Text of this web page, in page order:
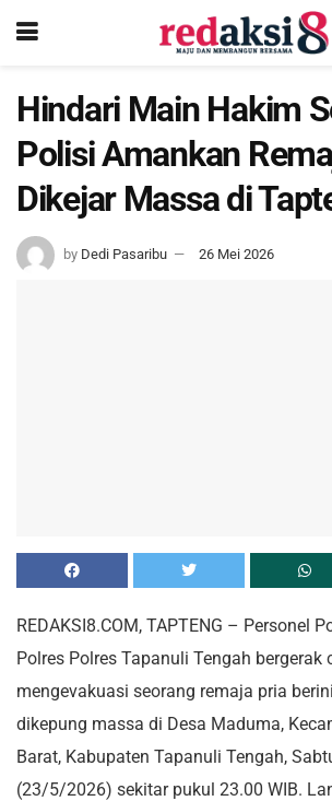
Hindari Main Hakim
Polisi Amankan
Dikejar Massa di
by Dedi Pasaribu 26 Mei 2026
REDAKSI8.COM, TAPTENG – Personel
Polres Polres Tapanuli Tengah bergerak
mengevakuasi seorang remaja pria
dikepung massa di Desa Maduma,
Barat, Kabupaten Tapanuli Tengah,
(23/5/2026) sekitar pukul 23.00 WIB.